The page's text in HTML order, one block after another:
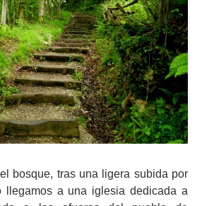
bosque, tras una ligera subida por
llegamos a una iglesia dedicada a